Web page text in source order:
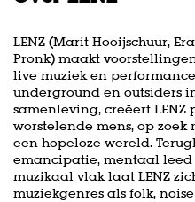
LENZ (Marit Hooijschuur,
Pronk) maakt
live muziek en
underground en outsiders
samenleving, creëert LENZ
worstelende mens, op
een hopeloze wereld.
emancipatie, mentaal leed
muzikaal vlak laat LENZ
muziekgenres als folk,